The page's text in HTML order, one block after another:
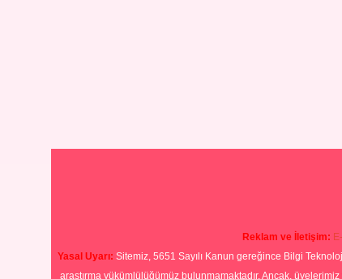
Reklam ve İletişim:
Yasal Uyarı: Sitemiz, 5651 Sayılı Kanun gereğince Bilgi
araştırma yükümlülüğümüz bulunmamaktadır. Ancak,